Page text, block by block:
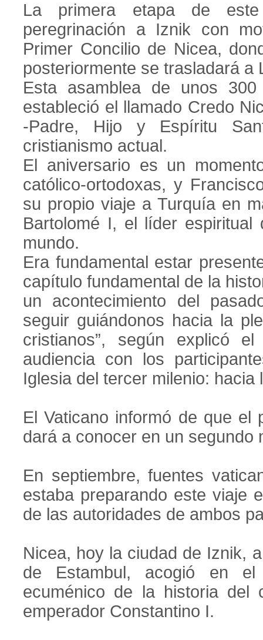
La primera etapa de
peregrinación a Iznik con
Primer Concilio de Nicea,
posteriormente se trasladará a
Esta asamblea de unos
estableció el llamado Credo
-Padre, Hijo y Espíritu
cristianismo actual.
El aniversario es un
católico-ortodoxas, y
su propio viaje a Turquía en
Bartolomé I, el líder
mundo.
Era fundamental estar
capítulo fundamental de la
un acontecimiento del
seguir guiándonos hacia la
cristianos”, según explicó
audiencia con los
Iglesia del tercer milenio: hacia
El Vaticano informó de que el
dará a conocer en un segundo
En septiembre, fuentes
estaba preparando este viaje
de las autoridades de ambos
Nicea, hoy la ciudad de Iznik,
de Estambul, acogió en
ecuménico de la historia del
emperador Constantino I.